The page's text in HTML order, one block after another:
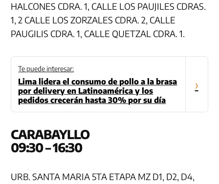
HALCONES CDRA. 1, CALLE LOS PAUJILES CDRAS.
1, 2 CALLE LOS ZORZALES CDRA. 2, CALLE
PAUGILIS CDRA. 1, CALLE QUETZAL CDRA. 1.
Te puede interesar:
Lima lidera el consumo de pollo a la brasa
por delivery en Latinoamérica y los
pedidos crecerán hasta 30% por su día
›
09:30 – 16:30
URB. SANTA MARIA 5TA ETAPA MZ D1, D2, D4,